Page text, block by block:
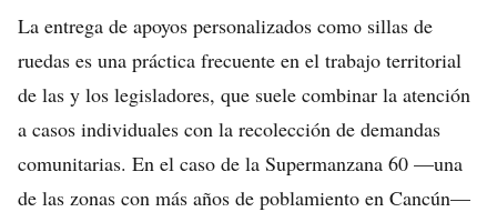
La entrega de apoyos personalizados como sillas de
ruedas es una práctica frecuente en el trabajo territorial
de las y los legisladores, que suele combinar la atención
a casos individuales con la recolección de demandas
comunitarias. En el caso de la Supermanzana 60 —una
de las zonas con más años de poblamiento en Cancún—